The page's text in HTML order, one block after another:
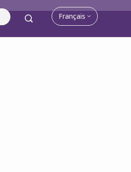
Français